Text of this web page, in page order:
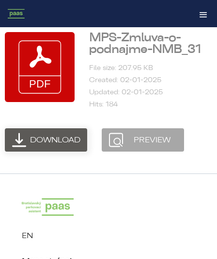
MPS-Zmluva-o-
podnajme-NMB_31
File size: 207.95 KB
Created: 02-01-2025
Updated: 02-01-2025
Hits: 184
DOWNLOAD PREVIEW
EN